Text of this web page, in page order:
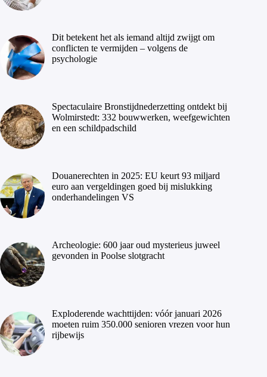
Dit betekent het als iemand altijd zwijgt om
conflicten te vermijden – volgens de
psychologie
Spectaculaire Bronstijdnederzetting ontdekt bij
Wolmirstedt: 332 bouwwerken, weefgewichten
en een schildpadschild
Douanerechten in 2025: EU keurt 93 miljard
euro aan vergeldingen goed bij mislukking
onderhandelingen VS
Archeologie: 600 jaar oud mysterieus juweel
gevonden in Poolse slotgracht
Exploderende wachttijden: vóór januari 2026
moeten ruim 350.000 senioren vrezen voor hun
rijbewijs